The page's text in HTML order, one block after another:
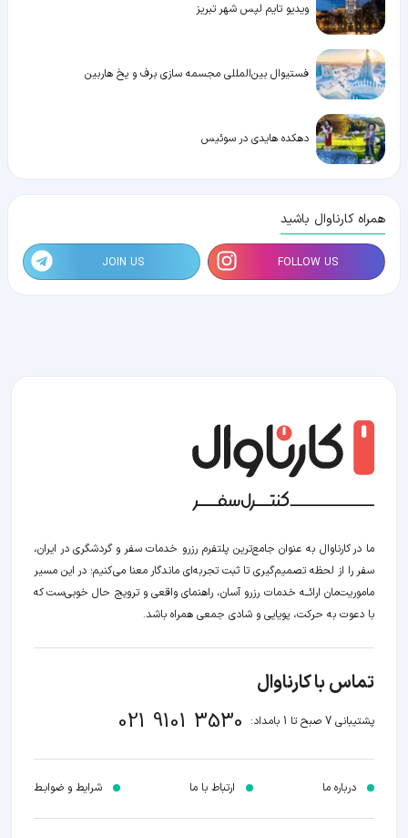
ویدیو تایم لپس شهر تبریز
فستیوال بین‌المللی مجسمه سازی برف و یخ هاربین
دهکده هایدی در سوئیس
همراه کارناوال باشید
FOLLOW US
JOIN US
ما در کارناوال به عنوان جامع‌ترین پلتفرم رزرو خدمات سفر و گردشگری در ایران،
سفر را از لحظه‌ تصمیم‌گیری تا ثبت تجربه‌ای ماندگار معنا می‌کنیم؛ در این مسیر‍
ماموریت‌مان اراﺋــﻪ خدمات رزرو آسان، راهنمای واقعی و ترویج حال خوبی‌ست که
با دعوت به حرکت، پویایی و شادی جمعی همراه باشد.
تماس با کارناوال
پشتیبانی 7 صبح تا 1 بامداد: 021 9101 3530
درباره ما ارتباط با ما شرایط و ضوابـط